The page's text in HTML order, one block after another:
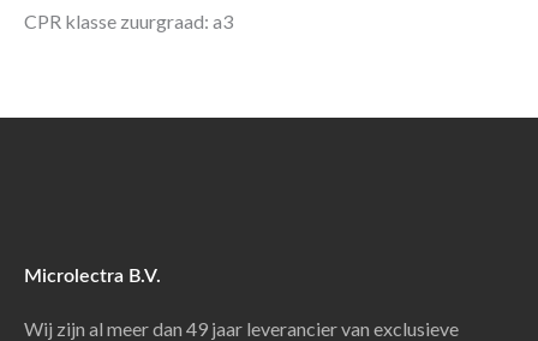
CPR klasse zuurgraad: a3
Microlectra B.V.
Wij zijn al meer dan 49 jaar leverancier van exclusieve